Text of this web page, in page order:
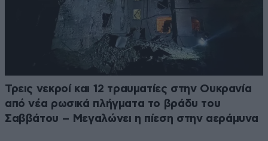
Τρεις νεκροί και 12 τραυματίες στην Ουκρανία
από νέα ρωσικά πλήγματα το βράδυ του
Σαββάτου – Μεγαλώνει η πίεση στην αεράμυνα